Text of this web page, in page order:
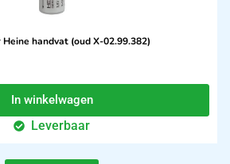
handvat (oud X-02.99.382)
In winkelwagen
Leverbaar